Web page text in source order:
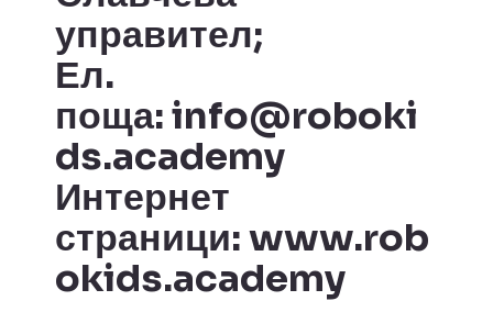
управител;
Ел.
поща:info@roboki
ds.academy
Интернет
страници:www.rob
okids.academy